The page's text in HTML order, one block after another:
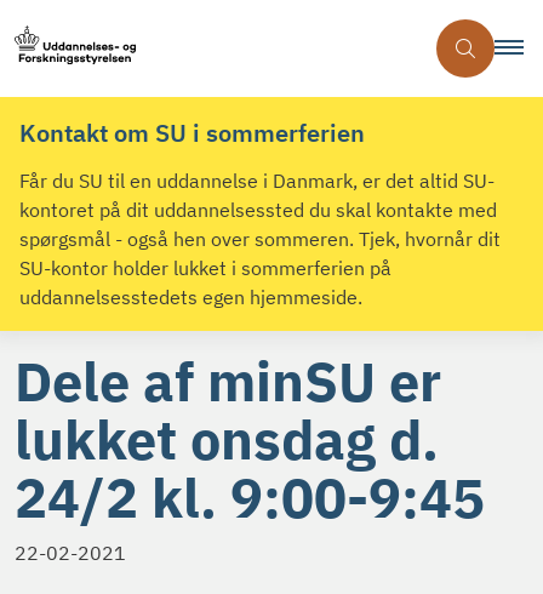
Kontakt om SU i sommerferien
Får du SU til en uddannelse i Danmark, er det altid SU-
kontoret på dit uddannelsessted du skal kontakte med
spørgsmål - også hen over sommeren. Tjek, hvornår dit
SU-kontor holder lukket i sommerferien på
uddannelsesstedets egen hjemmeside.
Dele af minSU er
lukket onsdag d.
24/2 kl. 9:00-9:45
22-02-2021